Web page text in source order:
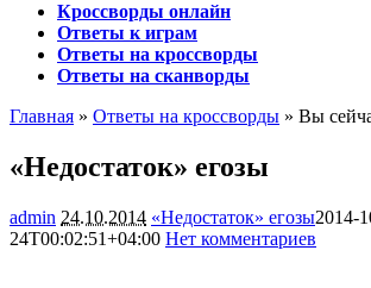
Кроссворды онлайн
Ответы к играм
Ответы на кроссворды
Ответы на сканворды
Главная » Ответы на кроссворды » Вы
«Недостаток» егозы
admin 24.10.2014 «Недостаток» егозы2014-
24T00:02:51+04:00 Нет комментариев